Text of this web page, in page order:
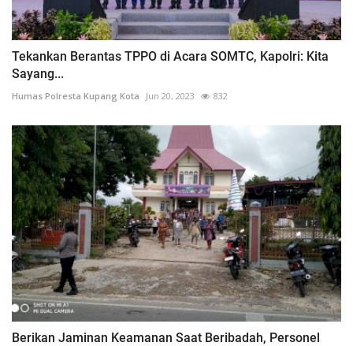
Tekankan Berantas TPPO di Acara SOMTC, Kapolri: Kita
Sayang...
Humas Polresta Kupang Kota Jun 20, 2023 832
Berikan Jaminan Keamanan Saat Beribadah, Personel